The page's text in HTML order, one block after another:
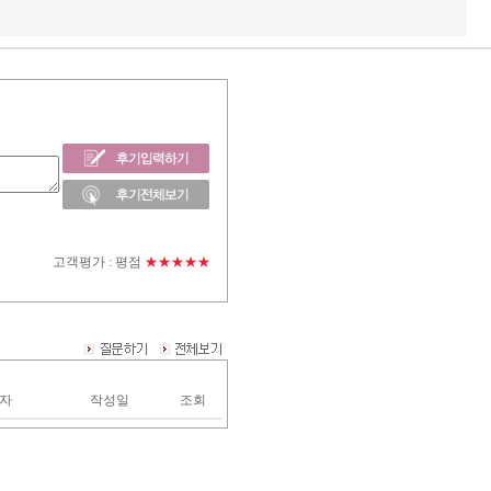
고객평가 : 평점 ★★★★★
작성일 조회